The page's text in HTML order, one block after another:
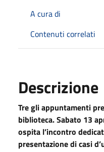
A cura di
Contenuti correlati
Descrizione
Tre gli appuntamenti
biblioteca. Sabato 13
ospita l’incontro
presentazione di casi